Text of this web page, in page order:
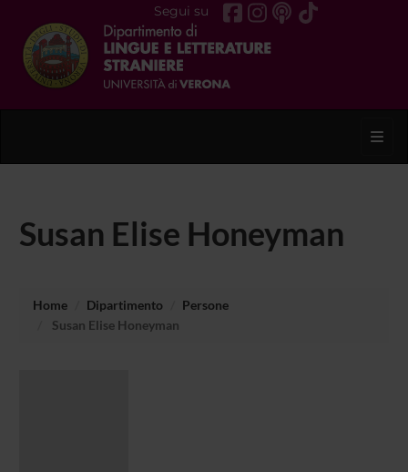
Segui su
Susan Elise Honeyman
Home Dipartimento
Persone
Susan Elise Honeyman